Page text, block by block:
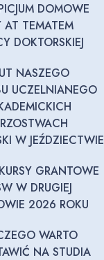
DOMOWE
AT TEMATEM
DOKTORSKIEJ
NASZEGO
UCZELNIANEGO
W JEŹDZIECTWIE
GRANTOWE
W DRUGIEJ
2026 ROKU
WARTO
NA STUDIA